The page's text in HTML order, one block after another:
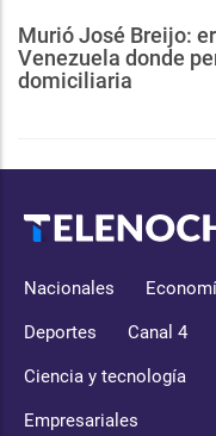
Murió José Breijo:
Venezuela donde
domiciliaria
Nacionales
Deportes Canal 4
Ciencia y tecnología
Empresariales